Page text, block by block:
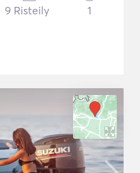
9 Risteily 1